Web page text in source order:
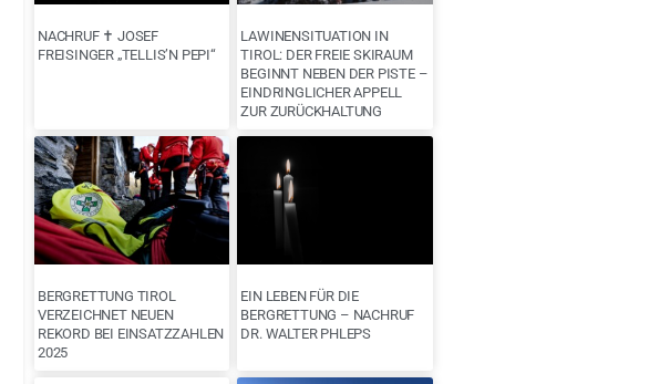
NACHRUF ✝︎ JOSEF
FREISINGER „TELLIS’N PEPI“
LAWINENSITUATION IN
TIROL: DER FREIE SKIRAUM
BEGINNT NEBEN DER PISTE –
EINDRINGLICHER APPELL
ZUR ZURÜCKHALTUNG
BERGRETTUNG TIROL
VERZEICHNET NEUEN
REKORD BEI EINSATZZAHLEN
2025
EIN LEBEN FÜR DIE
BERGRETTUNG – NACHRUF
DR. WALTER PHLEPS